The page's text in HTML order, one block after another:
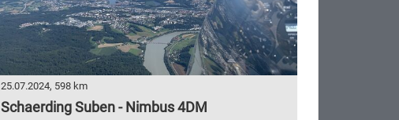
25.07.2024, 598 km
Schaerding Suben - Nimbus 4DM